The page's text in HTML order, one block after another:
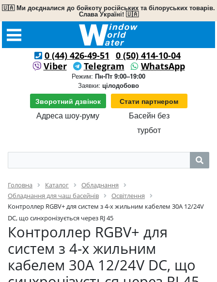
🇺🇦 Ми доєдналися до бойкоту російських та білоруських товарів.
Слава Україні! 🇺🇦
0 (44) 426-49-51
0 (50) 414-10-04
Viber
Telegram WhatsApp
Режим: Пн-Пт 9:00–19:00
Заявки: цілодобово
Зворотний дзвінок Стати партнером
Адреса шоу-руму
Басейн без
турбот
Головна Каталог
Обладнання
Обладнання для чаш басейнів
Освітлення
Контроллер RGBV+ для систем з 4-х жильним кабелем 30А 12/24V
DC, що синхронізується через RJ 45
Контроллер RGBV+ для
систем з 4-х жильним
кабелем 30А 12/24V DC, що